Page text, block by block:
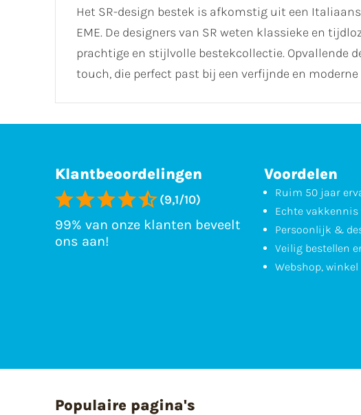
Het SR-design bestek is afkomstig uit een
EME. De designers van SR weten klassieke en
prachtige en stijlvolle bestekcollectie. Opvallende
touch, die perfect past bij een verfijnde en
Klantbeoordelingen
(9,1/10)
99% van onze klanten beveelt
ons aan!
Voordelen
Ruim 50 jaar
Echte vakkennis
Persoonlijk &
Veilig bestellen
Webshop,
Populaire pagina's